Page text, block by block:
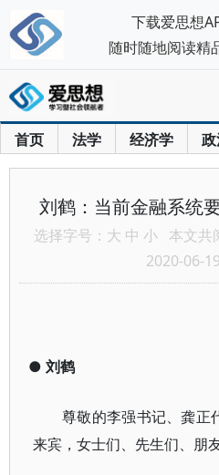
首页 法学 经济学
刘鹤：当前金融系统
选择字号： 大 中 小 本文共
2020-06-
● 刘鹤
尊敬的李强书记、龚正
来宾，女士们、先生们、朋
下载爱思想
随时随地阅读精